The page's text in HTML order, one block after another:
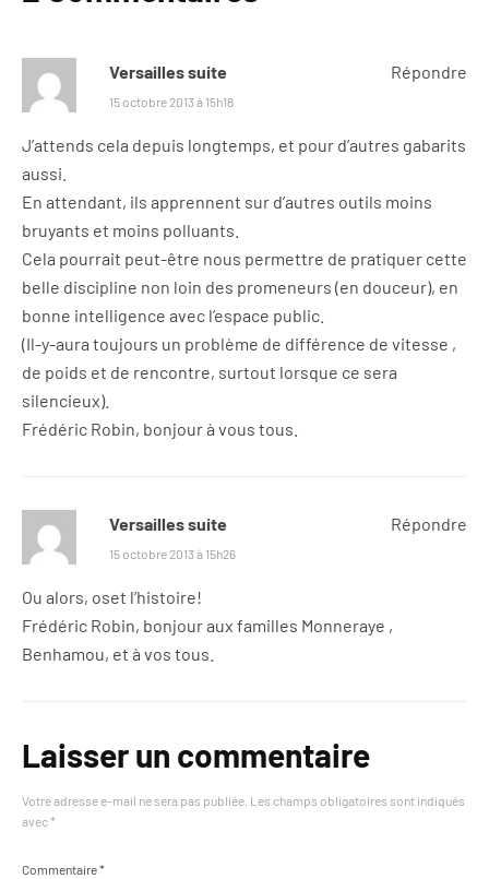
Versailles suite
15 octobre 2013 à 15h18
J’attends cela depuis longtemps, et pour d’autres gabarits
aussi.
En attendant, ils apprennent sur d’autres outils moins
bruyants et moins polluants.
Cela pourrait peut-être nous permettre de pratiquer cette
belle discipline non loin des promeneurs (en douceur), en
bonne intelligence avec l’espace public.
(Il-y-aura toujours un problème de différence de vitesse ,
de poids et de rencontre, surtout lorsque ce sera
silencieux).
Frédéric Robin, bonjour à vous tous.
Répondre
Versailles suite
15 octobre 2013 à 15h26
Ou alors, oset l’histoire!
Frédéric Robin, bonjour aux familles Monneraye ,
Benhamou, et à vos tous.
Répondre
Laisser un commentaire
Votre adresse e-mail ne sera pas publiée. Les champs obligatoires sont indiqués
avec *
Commentaire*